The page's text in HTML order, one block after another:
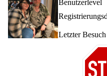
Benutzerlevel
Letzter Besuch